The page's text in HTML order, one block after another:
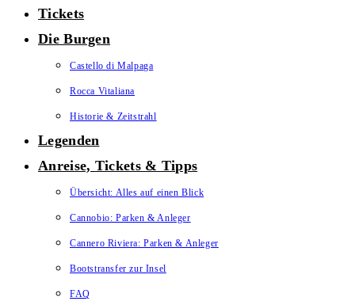
Tickets
Die Burgen
Castello di Malpaga
Rocca Vitaliana
Historie & Zeitstrahl
Legenden
Anreise, Tickets & Tipps
Übersicht: Alles auf einen Blick
Cannobio: Parken & Anleger
Cannero Riviera: Parken & Anleger
Bootstransfer zur Insel
FAQ